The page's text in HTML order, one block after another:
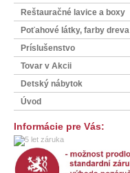
Reštauračné lavice a boxy
Poťahové látky, farby dreva
Príslušenstvo
Tovar v Akcii
Detský nábytok
Úvod
Informácie pre Vás: